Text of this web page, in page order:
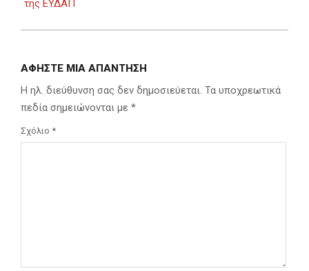
της ΕΥΔΑΠ
ΑΦΉΣΤΕ ΜΙΑ ΑΠΆΝΤΗΣΗ
Η ηλ. διεύθυνση σας δεν δημοσιεύεται. Τα υποχρεωτικά
πεδία σημειώνονται με *
Σχόλιο *